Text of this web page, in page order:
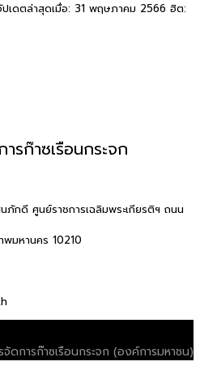
เดตล่าสุดเมื่อ: 31 พฤษภาคม 2566 ฮิต:
รก๊าซเรือนกระจก
กดี ศูนย์ราชการเฉลิมพระเกียรติฯ ถนน
มหานคร 10210
ดการก๊าซเรือนกระจก (องค์การมหาชน)